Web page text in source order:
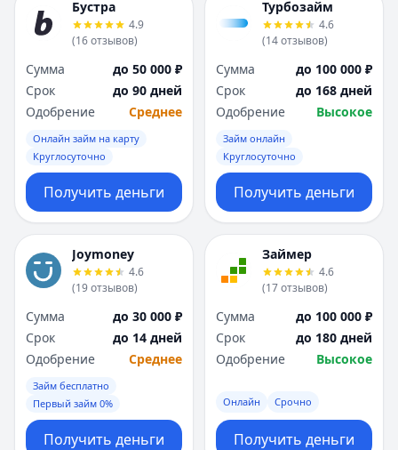
Бустра
4.9
(16отзывов)
Сумма
до 50 000 ₽
Срок
до 90 дней
Одобрение
Среднее
Онлайн займ на карту
Круглосуточно
Получить деньги
Турбозайм
4.6
(14отзывов)
Сумма
до 100 000 ₽
Срок
до 168 дней
Одобрение
Высокое
Займ онлайн
Круглосуточно
Получить деньги
Joymoney
4.6
(19отзывов)
Сумма
до 30 000 ₽
Срок
до 14 дней
Одобрение
Среднее
Займ бесплатно
Первый займ 0%
Получить деньги
Займер
4.6
(17отзывов)
Сумма
до 100 000 ₽
Срок
до 180 дней
Одобрение
Высокое
Онлайн Срочно
Получить деньги